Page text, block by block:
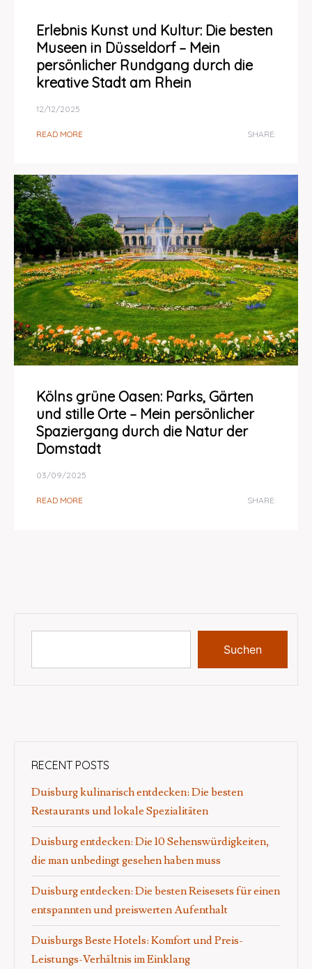
Erlebnis Kunst und Kultur: Die besten
Museen in Düsseldorf – Mein
persönlicher Rundgang durch die
kreative Stadt am Rhein
12/12/2025
READ MORE SHARE:
Kölns grüne Oasen: Parks, Gärten
und stille Orte – Mein persönlicher
Spaziergang durch die Natur der
Domstadt
03/09/2025
READ MORE SHARE:
Suchen
RECENT POSTS
Duisburg kulinarisch entdecken: Die besten
Restaurants und lokale Spezialitäten
Duisburg entdecken: Die 10 Sehenswürdigkeiten,
die man unbedingt gesehen haben muss
Duisburg entdecken: Die besten Reisesets für einen
entspannten und preiswerten Aufenthalt
Duisburgs Beste Hotels: Komfort und Preis-
Leistungs-Verhältnis im Einklang